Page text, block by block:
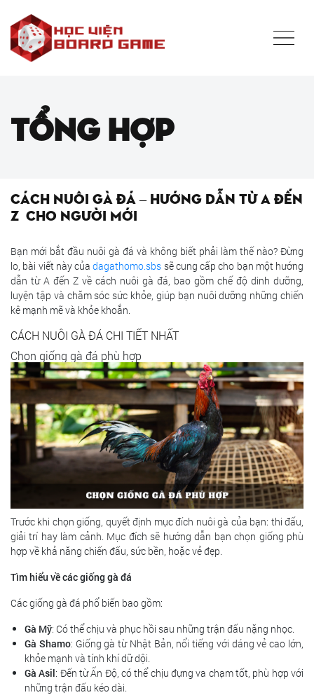
Tổng hợp
Cách nuôi gà đá – Hướng dẫn từ A đến
Z cho người mới
Bạn mới bắt đầu nuôi gà đá và không biết phải làm thế nào? Đừng
lo, bài viết này củadagathomo.sbs sẽ cung cấp cho bạn một hướng
dẫn từ A đến Z về cách nuôi gà đá, bao gồm chế độ dinh dưỡng,
luyện tập và chăm sóc sức khỏe, giúp bạn nuôi dưỡng những chiến
kê mạnh mẽ và khỏe khoắn.
CÁCH NUÔI GÀ ĐÁ CHI TIẾT NHẤT
Chọn giống gà đá phù hợp
Trước khi chọn giống, quyết định mục đích nuôi gà của bạn: thi đấu,
giải trí hay làm cảnh. Mục đích sẽ hướng dẫn bạn chọn giống phù
hợp về khả năng chiến đấu, sức bền, hoặc vẻ đẹp.
Tìm hiểu về các giống gà đá
Các giống gà đá phổ biến bao gồm:
Gà Mỹ: Có thể chịu và phục hồi sau những trận đấu nặng nhọc.
Gà Shamo: Giống gà từ Nhật Bản, nổi tiếng với dáng vẻ cao lớn,
khỏe mạnh và tính khí dữ dội.
Gà Asil: Đến từ Ấn Độ, có thể chịu đựng va chạm tốt, phù hợp với
những trận đấu kéo dài.